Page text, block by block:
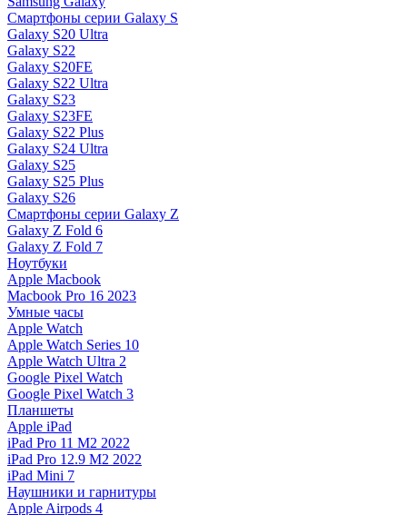
Смартфоны серии Galaxy S
Galaxy S20 Ultra
Galaxy S22
Galaxy S20FE
Galaxy S22 Ultra
Galaxy S23
Galaxy S23FE
Galaxy S22 Plus
Galaxy S24 Ultra
Galaxy S25
Galaxy S25 Plus
Galaxy S26
Смартфоны серии Galaxy Z
Galaxy Z Fold 6
Galaxy Z Fold 7
Ноутбуки
Apple Macbook
Macbook Pro 16 2023
Умные часы
Apple Watch
Apple Watch Series 10
Apple Watch Ultra 2
Google Pixel Watch
Google Pixel Watch 3
Планшеты
Apple iPad
iPad Pro 11 M2 2022
iPad Pro 12.9 M2 2022
iPad Mini 7
Наушники и гарнитуры
Apple Airpods 4